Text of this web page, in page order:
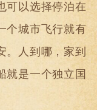
可以选择停泊在
个城市飞行就有
。人到哪，家到
就是一个独立国